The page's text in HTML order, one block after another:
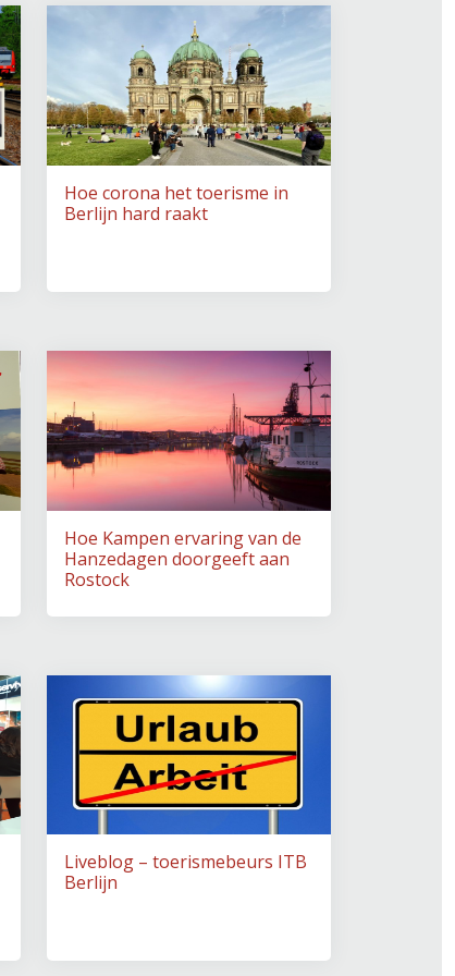
Hoe corona het toerisme in
Berlijn hard raakt
Hoe Kampen ervaring van de
Hanzedagen doorgeeft aan
Rostock
Liveblog – toerismebeurs ITB
Berlijn